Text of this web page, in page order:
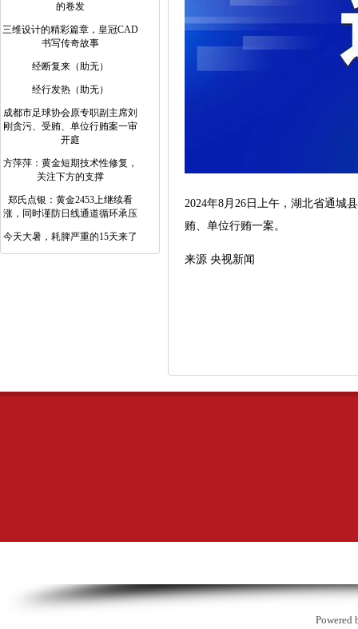
的卷发
三维设计的精彩篇章，皇冠CAD
书写传奇故事
经断复来（助无）
经行发热（助无）
成都市足球协会原专职副主席刘
刚贪污、受贿、单位行贿案一审
开庭
方萍萍：黄金短期技术性修复，
关注下方的支撑
郑氏点银：黄金2453上继续看
涨，同时谨防日线通道循环承压
今天大暑，耗脾严重的15天来了
2024年8月26日上午，湖北省通城
贿、单位行贿一案。
来源 央视新闻
Powered